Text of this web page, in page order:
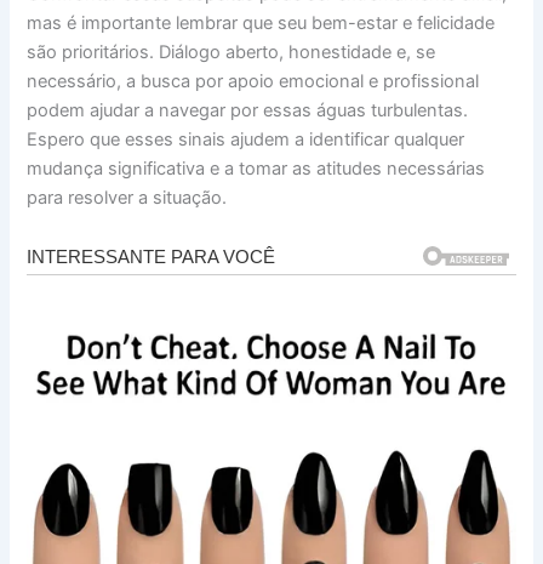
mas é importante lembrar que seu bem-estar e felicidade
são prioritários. Diálogo aberto, honestidade e, se
necessário, a busca por apoio emocional e profissional
podem ajudar a navegar por essas águas turbulentas.
Espero que esses sinais ajudem a identificar qualquer
mudança significativa e a tomar as atitudes necessárias
para resolver a situação.